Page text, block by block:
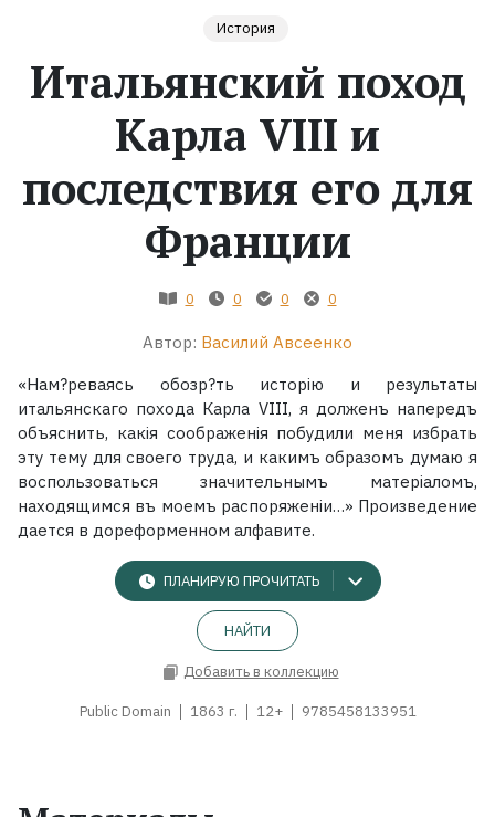
Экранизации
Коллекции
История
Итальянский поход
Карла VIII и
последствия его для
Франции
0 0 0 0
Автор: Василий Авсеенко
«Нам?реваясь обозр?ть исторію и результаты
итальянскаго похода Карла VIII, я долженъ напередъ
объяснить, какія соображенія побудили меня избрать
эту тему для своего труда, и какимъ образомъ думаю я
воспользоваться значительнымъ матеріаломъ,
находящимся въ моемъ распоряженіи…» Произведение
дается в дореформенном алфавите.
ПЛАНИРУЮ ПРОЧИТАТЬ
НАЙТИ
Добавить в коллекцию
Public Domain 1863 г. 12+ 9785458133951